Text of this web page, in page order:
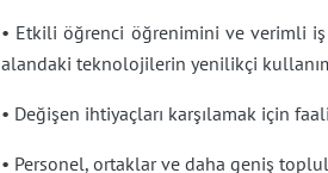
• Etkili öğrenci öğrenimini ve verimli
alandaki teknolojilerin yenilikçi
• Değişen ihtiyaçları karşılamak için
• Personel, ortaklar ve daha geniş